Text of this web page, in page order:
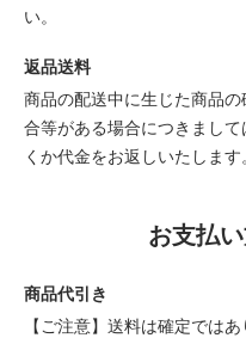
い。
返品送料
商品の配送中に生じた商品
合等がある場合につきまし
くか代金をお返しいたします
お支払
商品代引き
【ご注意】送料は確定ではあ